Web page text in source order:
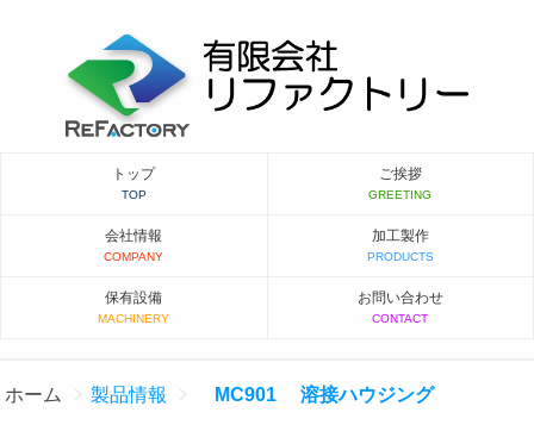
トップ ご挨拶
会社情報 加工製作
保有設備 お問い合わせ
ホーム 製品情報 MC901 溶接ハウジング